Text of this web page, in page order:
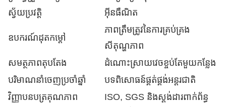
ស្វ័យប្រវត្តិ
អ៊ីនធឺណិត
ឧបករណ៍ដុតកម្ដៅ
ភាពត្រឹមត្រូវនៃការគ្រប់គ្រង
សីតុណ្ហភាព
សមត្ថភាពតុបតែង
ដំណោះស្រាយវេចខ្ចប់តែមួយកន្លែង
បរិមាណនាំចេញប្រចាំឆ្នាំ
បទពិសោធន៍ផ្គត់ផ្គង់អន្តរជាតិ
វិញ្ញាបនបត្រគុណភាព
ISO, SGS និងស្តង់ដារពាក់ព័ន្ធ